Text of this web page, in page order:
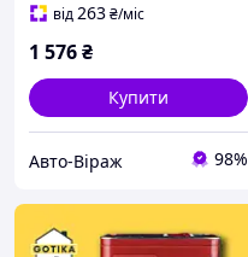
від263₴/міс
1 576₴
Купити
Авто-Віраж 98%